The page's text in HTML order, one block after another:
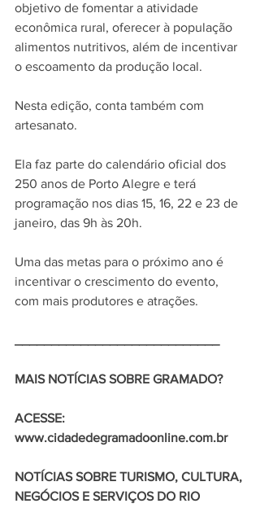
objetivo de fomentar a atividade
econômica rural, oferecer à população
alimentos nutritivos, além de incentivar
o escoamento da produção local.
Nesta edição, conta também com
artesanato.
Ela faz parte do calendário oficial dos
250 anos de Porto Alegre e terá
programação nos dias 15, 16, 22 e 23 de
janeiro, das 9h às 20h.
Uma das metas para o próximo ano é
incentivar o crescimento do evento,
com mais produtores e atrações.
MAIS NOTÍCIAS SOBRE GRAMADO?
ACESSE:
www.cidadedegramadoonline.com.br
NOTÍCIAS SOBRE TURISMO, CULTURA,
NEGÓCIOS E SERVIÇOS DO RIO